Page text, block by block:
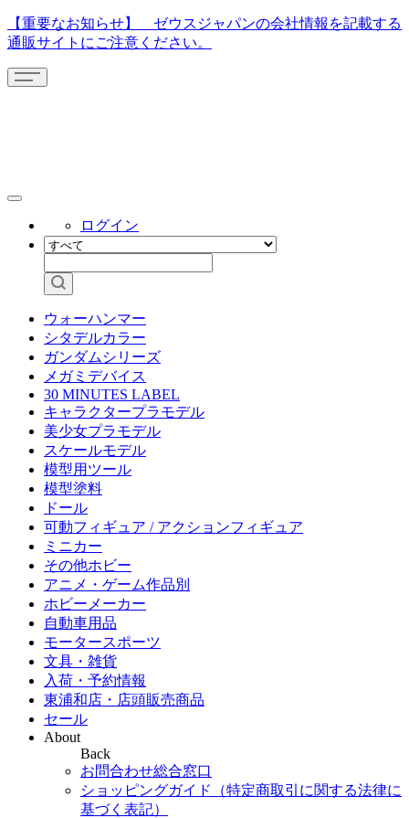
【重要なお知らせ】 ゼウスジャパンの会社情報を記載する
通販サイトにご注意ください。
ログイン
ウォーハンマー
シタデルカラー
ガンダムシリーズ
メガミデバイス
30 MINUTES LABEL
キャラクタープラモデル
美少女プラモデル
スケールモデル
模型用ツール
模型塗料
ドール
可動フィギュア / アクションフィギュア
ミニカー
その他ホビー
アニメ・ゲーム作品別
ホビーメーカー
自動車用品
モータースポーツ
文具・雑貨
入荷・予約情報
東浦和店・店頭販売商品
セール
About
Back
お問合わせ総合窓口
ショッピングガイド（特定商取引に関する法律に
基づく表記）